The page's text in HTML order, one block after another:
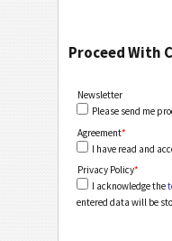
Proceed With
Newsletter
Please send me
Agreement*
I have read and
Privacy Policy*
I acknowledge the
entered data will be